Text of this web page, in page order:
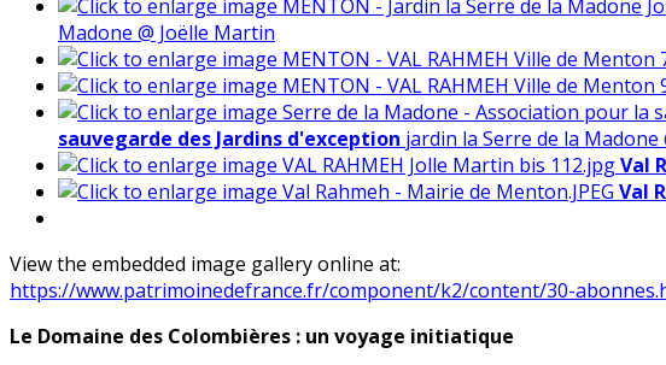
Madone @ Joëlle Martin
sauvegarde des Jardins d'exception jardin la Serre de la
Val
Val
View the embedded image gallery online at:
https://www.patrimoinedefrance.fr/component/k2/content/30-
Le Domaine des Colombières : un voyage initiatique